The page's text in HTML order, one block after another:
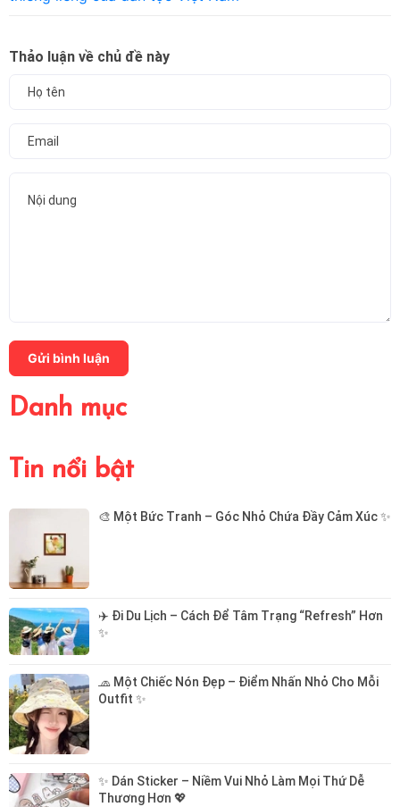
Thảo luận về chủ đề này
Gửi bình luận
Danh mục
Tin nổi bật
🎨 Một Bức Tranh – Góc Nhỏ Chứa Đầy Cảm Xúc ✨
✈️ Đi Du Lịch – Cách Để Tâm Trạng “Refresh” Hơn
✨
🧢 Một Chiếc Nón Đẹp – Điểm Nhấn Nhỏ Cho Mỗi
Outfit ✨
✨ Dán Sticker – Niềm Vui Nhỏ Làm Mọi Thứ Dễ
Thương Hơn 💖